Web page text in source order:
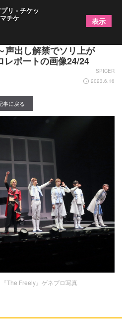
「S.Q.S Episode 9」
声出し解禁でソリ上が
ポートの画像24/24
SPICER
2023.6.16
事に戻る
『The Freely』ゲネプロ写真
リ - チケッ
チケ 表示